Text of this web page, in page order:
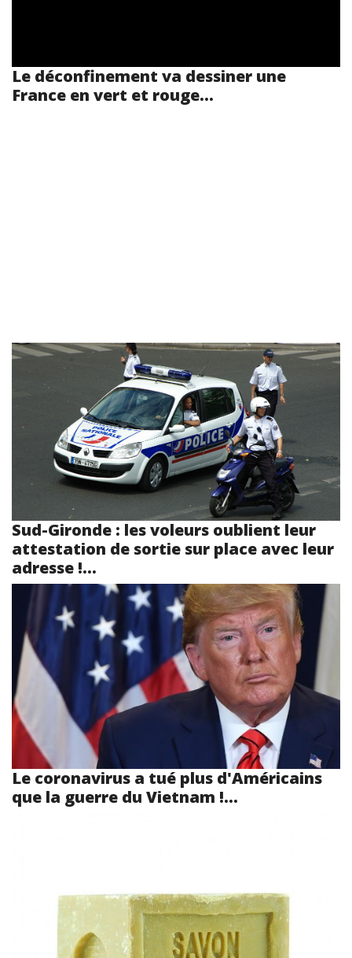
Le déconfinement va dessiner une
France en vert et rouge...
Sud-Gironde : les voleurs oublient leur
attestation de sortie sur place avec leur
adresse !...
Le coronavirus a tué plus d'Américains
que la guerre du Vietnam !...